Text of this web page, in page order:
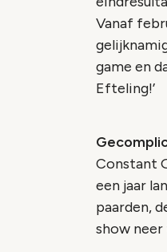
Vanaf
game en
Efteling!’
Constant
een jaar
paarden,
show